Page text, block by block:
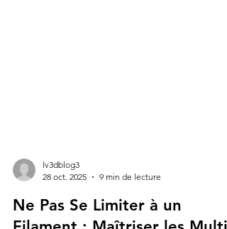
lv3dblog3
28 oct. 2025
9 min de lecture